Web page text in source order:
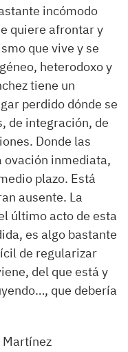
incómodo
quiere afrontar y
que vive y se
heterodoxo y
tiene un
perdido dónde se
de integración, de
Donde las
ovación inmediata,
plazo. Está
ausente. La
último acto de esta
es algo bastante
de regularizar
del que está y
que debería
Martínez